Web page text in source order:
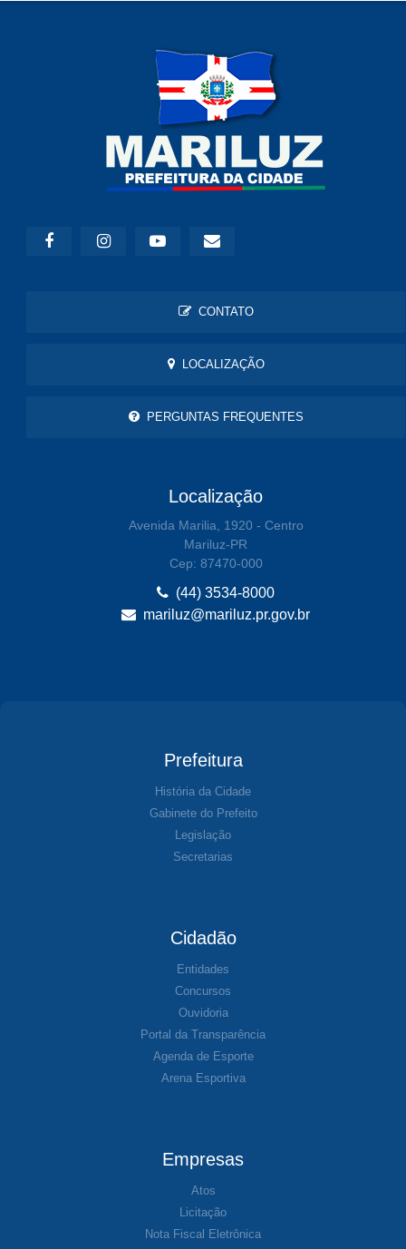
CONTATO
LOCALIZAÇÃO
PERGUNTAS FREQUENTES
Localização
Avenida Marilia, 1920 - Centro
Mariluz-PR
Cep: 87470-000
(44) 3534-8000
mariluz@mariluz.pr.gov.br
Prefeitura
História da Cidade
Gabinete do Prefeito
Legislação
Secretarias
Cidadão
Entidades
Concursos
Ouvidoria
Portal da Transparência
Agenda de Esporte
Arena Esportiva
Empresas
Atos
Licitação
Nota Fiscal Eletrônica